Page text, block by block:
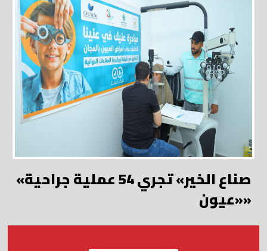
«صناع الخير» تجري 54 عملية جراحية
«عيون»